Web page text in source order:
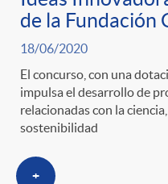
o
r
i
de la Fundación
18/06/2020
El concurso, con una
impulsa el desarrollo de
relacionadas con la
sostenibilidad
+